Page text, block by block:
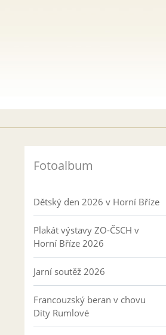
Fotoalbum
Dětský den 2026 v Horní Bříze
Plakát výstavy ZO-ČSCH v
Horní Bříze 2026
Jarní soutěž 2026
Francouzský beran v chovu
Dity Rumlové